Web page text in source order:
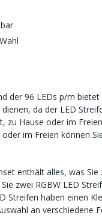
der 96 LEDs p/m
da der LED
zu Hause oder im
im Freien können
enthält alles, was
zwei RGBW LED
Streifen haben einen
an verschiedene